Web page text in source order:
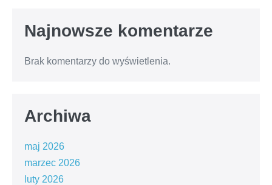
Najnowsze komentarze
Brak komentarzy do wyświetlenia.
Archiwa
maj 2026
marzec 2026
luty 2026